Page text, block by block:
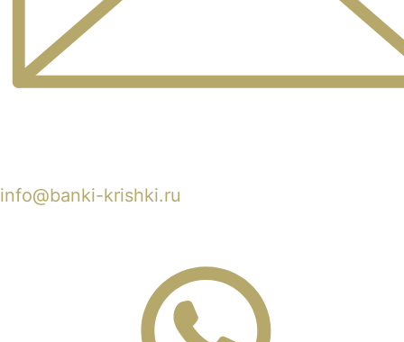
info@banki-krishki.ru